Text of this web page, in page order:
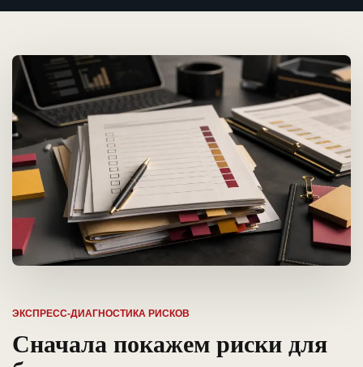
ЭКСПРЕСС-ДИАГНОСТИКА РИСКОВ
Сначала покажем риски для